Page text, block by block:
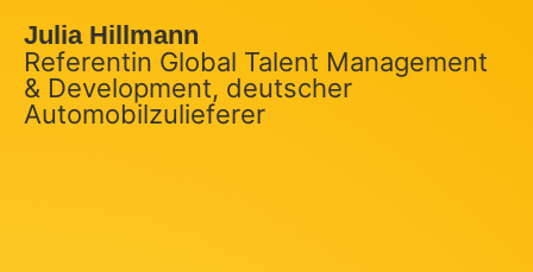
Julia Hillmann
Referentin Global Talent Management
& Development, deutscher
Automobilzulieferer